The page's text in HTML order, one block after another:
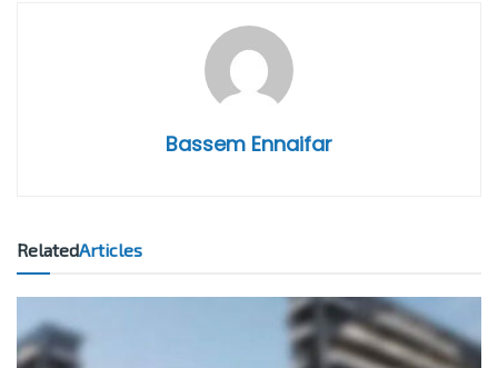
Bassem Ennaifar
RelatedArticles